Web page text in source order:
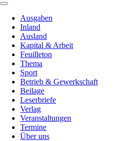
Ausgaben
Inland
Ausland
Kapital & Arbeit
Feuilleton
Thema
Sport
Betrieb & Gewerkschaft
Beilage
Leserbriefe
Verlag
Veranstaltungen
Termine
Über uns